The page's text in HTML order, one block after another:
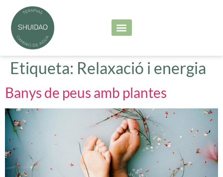
Etiqueta: Relaxació i energia
Banys de peus amb plantes